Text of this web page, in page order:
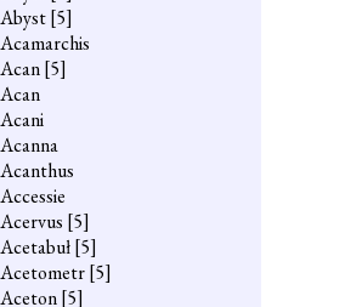
Abyst[5]
Acamarchis
Acan[5]
Acan
Acani
Acanna
Acanthus
Accessie
Acervus [5]
Acetabuł[5]
Acetometr[5]
Aceton[5]